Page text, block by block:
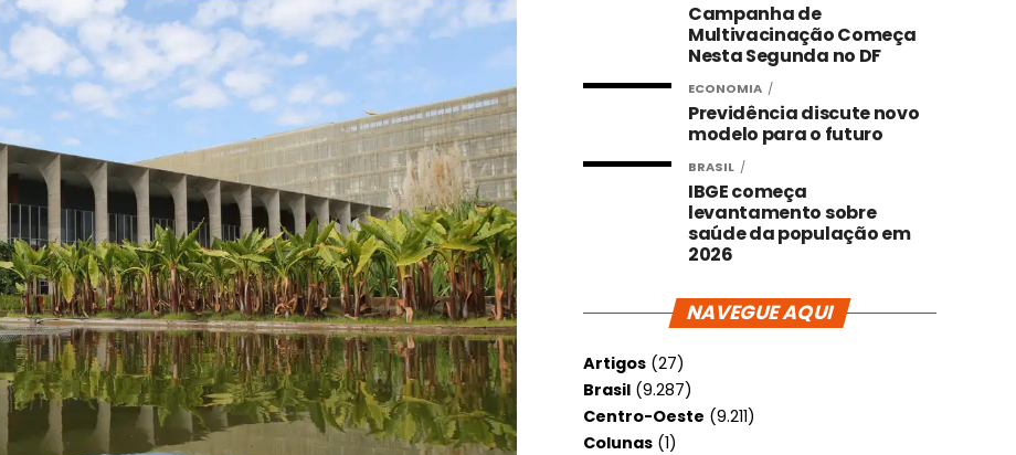
Campanha de
Multivacinação Começa
Nesta Segunda no DF
ECONOMIA
Previdência discute novo
modelo para o futuro
BRASIL
IBGE começa
levantamento sobre
saúde da população em
2026
NAVEGUE AQUI
Artigos (27)
Brasil (9.287)
Centro-Oeste (9.211)
Colunas (1)